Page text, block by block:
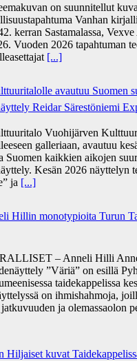
on suunnitellut
Vanhan
kerran Sastamalassa,
Vuoden 2026 tapahtuman
[...]
avautuu Suomen
Reidar Särestöniemi
Vuohijärven
galleriaan, avautuu
Suomen kaikkien aikojen
Kesän 2026 näyttelyn
ja [...]
Hillin monotypioita Turun
– Anneli Hilli
”Väriä” on esillä
taidekappelissa
on ihmishahmoja,
ja olemassaolon
Hiljaiset kuvat